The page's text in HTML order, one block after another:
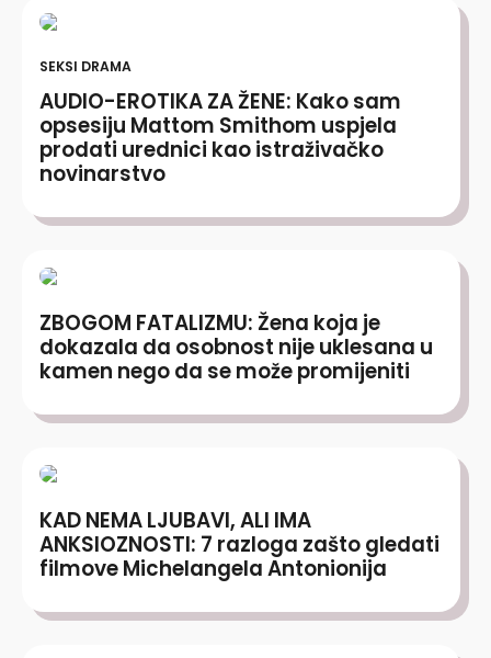
SEKSI DRAMA
AUDIO-EROTIKA ZA ŽENE: Kako sam
opsesiju Mattom Smithom uspjela
prodati urednici kao istraživačko
novinarstvo
ZBOGOM FATALIZMU: Žena koja je
dokazala da osobnost nije uklesana u
kamen nego da se može promijeniti
KAD NEMA LJUBAVI, ALI IMA
ANKSIOZNOSTI: 7 razloga zašto gledati
filmove Michelangela Antonionija